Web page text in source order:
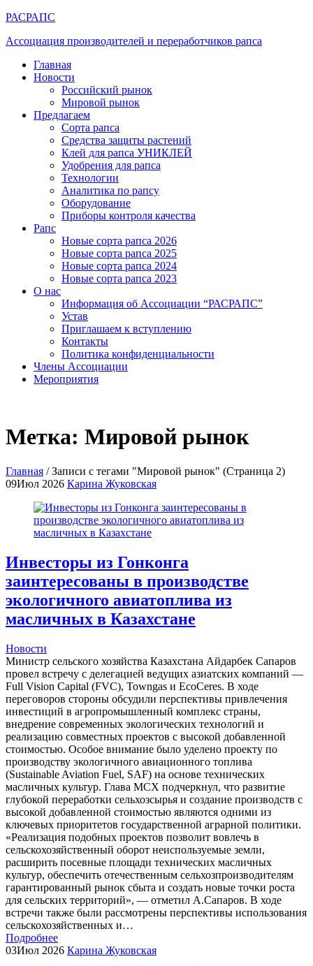
РАСРАПС
Ассоциация производителей и переработчиков рапса
Главная
Новости
Российский рынок
Мировой рынок
Предлагаем
Сорта рапса
Средства защиты растений
Клей для рапса УНИКЛЕЙ
Удобрения для рапса
Технологии
Аналитика по рапсу
Оборудование
Приборы контроля качества
Рапс
Новые сорта рапса 2026
Новые сорта рапса 2025
Новые сорта рапса 2024
Новые сорта рапса 2023
О нас
Информация об Ассоциации “РАСРАПС”
Устав
Приглашаем к вступлению
Контакты
Политика конфиденциальности
Члены Ассоциации
Мероприятия
Метка: Мировой рынок
Главная /Записи с тегами "Мировой рынок" (Страница 2)
09Июл 2026 Карина Жуковская
Инвесторы из Гонконга
заинтересованы в производстве
экологичного авиатоплива из
масличных в Казахстане
Новости
Министр сельского хозяйства Казахстана Айдарбек Сапаров
провел встречу с делегацией ведущих азиатских компаний —
Full Vision Capital (FVC), Towngas и EcoCeres. В ходе
переговоров стороны обсудили перспективы привлечения
инвестиций в агропромышленный комплекс страны,
внедрение современных экологических технологий и
реализацию совместных проектов с высокой добавленной
стоимостью. Особое внимание было уделено проекту по
производству экологичного авиационного топлива
(Sustainable Aviation Fuel, SAF) на основе технических
масличных культур. Глава МСХ подчеркнул, что развитие
глубокой переработки сельхозсырья и создание производств с
высокой добавленной стоимостью являются одними из
ключевых приоритетов государственной аграрной политики.
«Реализация подобных проектов позволит вовлечь в
сельскохозяйственный оборот неиспользуемые земли,
расширить посевные площади технических масличных
культур, обеспечить отечественным сельхозпроизводителям
гарантированный рынок сбыта и создать новые точки роста
для сельских территорий», — отметил А.Сапаров. В ходе
встречи также были рассмотрены перспективы использования
сельскохозяйственных и…
Подробнее
03Июл 2026 Карина Жуковская